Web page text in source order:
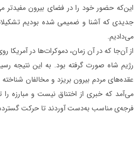
این‌که حضور خود را در فضای بیرون مفیدتر
جدیدی که آشنا و ضمیمی شده بودیم
می‌دادیم.
از آن‌جا که در آن زمان، دموکرات‌ها در آمریکا
رژیم شاه صورت گرفته بود. به این نتیجه
عقده‌های مردم بیرون بریزد و مخالفان
می‌آمد که خبری از اختناق نیست و مبارزه
فرجه‌ی مناسب به‌دست آوردند تا حرکت